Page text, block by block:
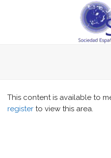
This content is available to
register to view this area.